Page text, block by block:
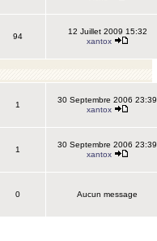
94
12 Juillet 2009 15:32
xantox
1
30 Septembre 2006 23:39
xantox
1
30 Septembre 2006 23:39
xantox
0 Aucun message